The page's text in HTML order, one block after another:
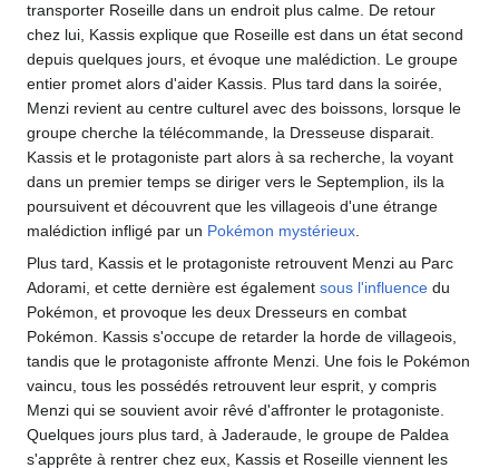
transporter Roseille dans un endroit plus calme. De retour
chez lui, Kassis explique que Roseille est dans un état second
depuis quelques jours, et évoque une malédiction. Le groupe
entier promet alors d'aider Kassis. Plus tard dans la soirée,
Menzi revient au centre culturel avec des boissons, lorsque le
groupe cherche la télécommande, la Dresseuse disparait.
Kassis et le protagoniste part alors à sa recherche, la voyant
dans un premier temps se diriger vers le Septemplion, ils la
poursuivent et découvrent que les villageois d'une étrange
malédiction infligé par un Pokémon mystérieux.
Plus tard, Kassis et le protagoniste retrouvent Menzi au Parc
Adorami, et cette dernière est également sous l'influence du
Pokémon, et provoque les deux Dresseurs en combat
Pokémon. Kassis s'occupe de retarder la horde de villageois,
tandis que le protagoniste affronte Menzi. Une fois le Pokémon
vaincu, tous les possédés retrouvent leur esprit, y compris
Menzi qui se souvient avoir rêvé d'affronter le protagoniste.
Quelques jours plus tard, à Jaderaude, le groupe de Paldea
s'apprête à rentrer chez eux, Kassis et Roseille viennent les